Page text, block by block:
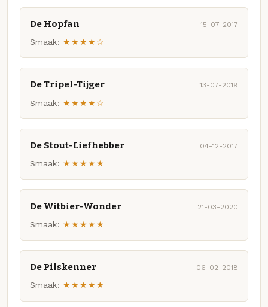
De Hopfan 15-07-2017
Smaak: ★★★★☆
De Tripel-Tijger 13-07-2019
Smaak: ★★★★☆
De Stout-Liefhebber 04-12-2017
Smaak: ★★★★★
De Witbier-Wonder 21-03-2020
Smaak: ★★★★★
De Pilskenner 06-02-2018
Smaak: ★★★★★